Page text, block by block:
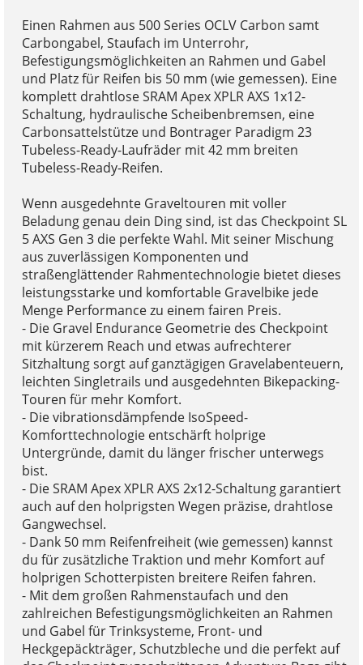
Einen Rahmen aus 500 Series OCLV Carbon samt
Carbongabel, Staufach im Unterrohr,
Befestigungsmöglichkeiten an Rahmen und Gabel
und Platz für Reifen bis 50 mm (wie gemessen). Eine
komplett drahtlose SRAM Apex XPLR AXS 1x12-
Schaltung, hydraulische Scheibenbremsen, eine
Carbonsattelstütze und Bontrager Paradigm 23
Tubeless-Ready-Laufräder mit 42 mm breiten
Tubeless-Ready-Reifen.
Wenn ausgedehnte Graveltouren mit voller
Beladung genau dein Ding sind, ist das Checkpoint SL
5 AXS Gen 3 die perfekte Wahl. Mit seiner Mischung
aus zuverlässigen Komponenten und
straßenglättender Rahmentechnologie bietet dieses
leistungsstarke und komfortable Gravelbike jede
Menge Performance zu einem fairen Preis.
- Die Gravel Endurance Geometrie des Checkpoint
mit kürzerem Reach und etwas aufrechterer
Sitzhaltung sorgt auf ganztägigen Gravelabenteuern,
leichten Singletrails und ausgedehnten Bikepacking-
Touren für mehr Komfort.
- Die vibrationsdämpfende IsoSpeed-
Komforttechnologie entschärft holprige
Untergründe, damit du länger frischer unterwegs
bist.
- Die SRAM Apex XPLR AXS 2x12-Schaltung garantiert
auch auf den holprigsten Wegen präzise, drahtlose
Gangwechsel.
- Dank 50 mm Reifenfreiheit (wie gemessen) kannst
du für zusätzliche Traktion und mehr Komfort auf
holprigen Schotterpisten breitere Reifen fahren.
- Mit dem großen Rahmenstaufach und den
zahlreichen Befestigungsmöglichkeiten an Rahmen
und Gabel für Trinksysteme, Front- und
Heckgepäckträger, Schutzbleche und die perfekt auf